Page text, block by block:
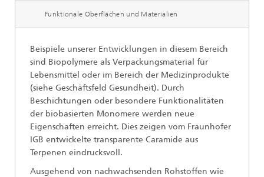
Funktionale Oberflächen und Materialien
Beispiele unserer Entwicklungen in diesem Bereich
sind Biopolymere als Verpackungsmaterial für
Lebensmittel oder im Bereich der Medizinprodukte
(siehe Geschäftsfeld Gesundheit). Durch
Beschichtungen oder besondere Funktionalitäten
der biobasierten Monomere werden neue
Eigenschaften erreicht. Dies zeigen vom Fraunhofer
IGB entwickelte transparente Caramide aus
Terpenen eindrucksvoll.
Ausgehend von nachwachsenden Rohstoffen wie